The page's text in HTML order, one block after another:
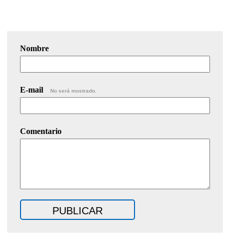
Nombre
E-mail No será mostrado.
Comentario